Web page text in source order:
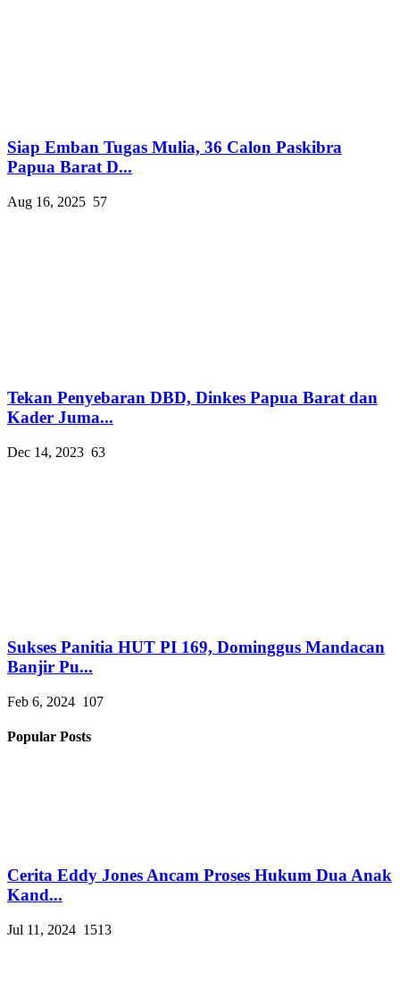
Siap Emban Tugas Mulia, 36 Calon Paskibra
Papua Barat D...
Aug 16, 2025 57
Tekan Penyebaran DBD, Dinkes Papua Barat dan
Kader Juma...
Dec 14, 2023 63
Sukses Panitia HUT PI 169, Dominggus Mandacan
Banjir Pu...
Feb 6, 2024 107
Popular Posts
Cerita Eddy Jones Ancam Proses Hukum Dua Anak
Kand...
Jul 11, 2024 1513